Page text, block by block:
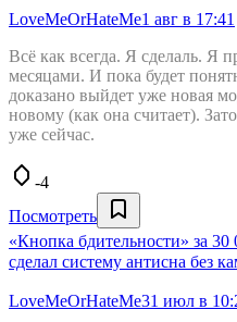
LoveMeOrHateMe1 авг в 17:41
Всё как всегда. Я сделаль. Я
месяцами. И пока будет
доказано выйдет уже новая
новому (как она считает).
уже сейчас.
-4
Посмотреть
«Кнопка бдительности» за
сделал систему антисна без
LoveMeOrHateMe31 июл в